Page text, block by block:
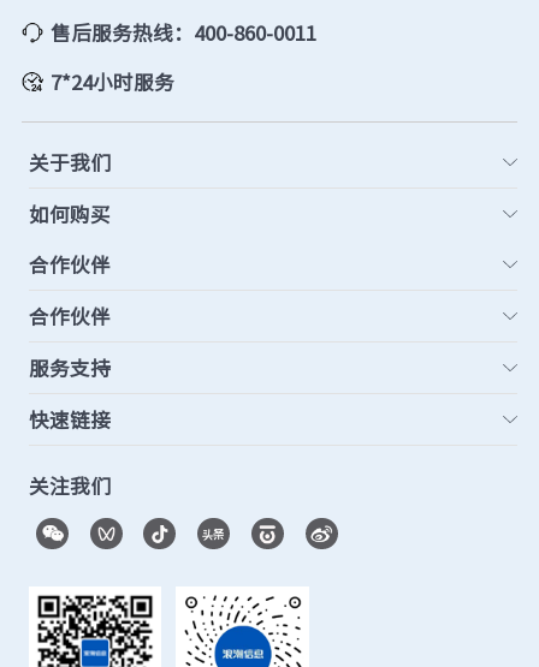
售后服务热线：400-860-0011
7*24小时服务
关于我们
如何购买
合作伙伴
合作伙伴
服务支持
快速链接
关注我们